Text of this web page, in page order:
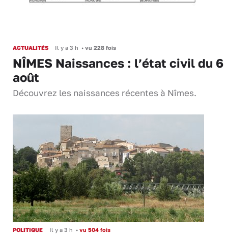
ACTUALITÉS Il y a 3 h • vu 228 fois
NÎMES Naissances : l’état civil du 6
août
Découvrez les naissances récentes à Nîmes.
POLITIQUE Il y a 3 h • vu 504 fois